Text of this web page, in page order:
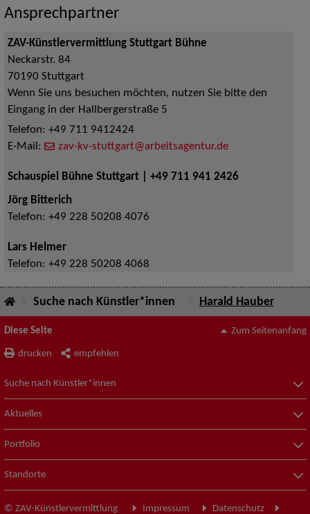
Ansprechpartner
ZAV-Künstlervermittlung Stuttgart Bühne
Neckarstr. 84
70190 Stuttgart
Wenn Sie uns besuchen möchten, nutzen Sie bitte den
Eingang in der Hallbergerstraße 5
Telefon: +49 711 9412424
E-Mail:
zav-kv-stuttgart@arbeitsagentur.de
Schauspiel Bühne Stuttgart | +49 711 941 2426
Jörg Bitterich
Telefon: +49 228 50208 4076
Lars Helmer
Telefon: +49 228 50208 4068
Suche nach Künstler*innen Harald Hauber
Diese Seite
drucken empfehlen
Zum Seitenanfang
Suche nach Künstler*innen
Aktuelles
Portfolio
Standorte
© ZAV-Künstlervermittlung Impressum Datenschutz